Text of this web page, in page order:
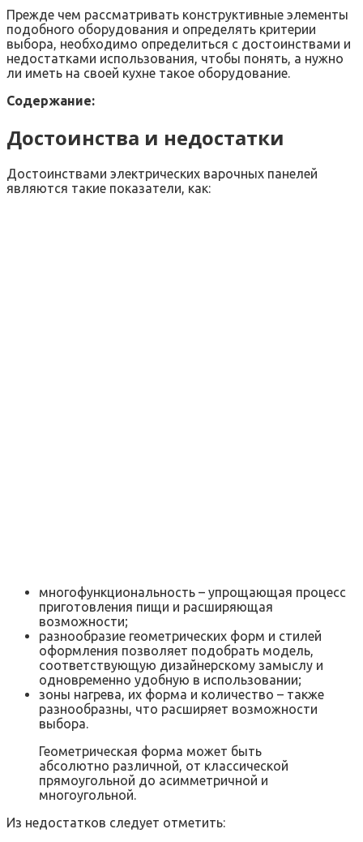
Прежде чем рассматривать конструктивные элементы
подобного оборудования и определять критерии
выбора, необходимо определиться с достоинствами и
недостатками использования, чтобы понять, а нужно
ли иметь на своей кухне такое оборудование.
Содержание:
Достоинства и недостатки
Достоинствами электрических варочных панелей
являются такие показатели, как:
многофункциональность – упрощающая процесс
приготовления пищи и расширяющая
возможности;
разнообразие геометрических форм и стилей
оформления позволяет подобрать модель,
соответствующую дизайнерскому замыслу и
одновременно удобную в использовании;
зоны нагрева, их форма и количество – также
разнообразны, что расширяет возможности
выбора.
Геометрическая форма может быть
абсолютно различной, от классической
прямоугольной до асимметричной и
многоугольной.
Из недостатков следует отметить: